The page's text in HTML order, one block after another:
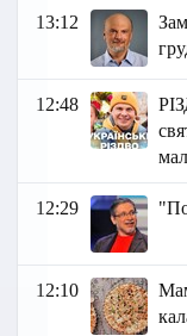
13:12
12:48
12:29
12:10